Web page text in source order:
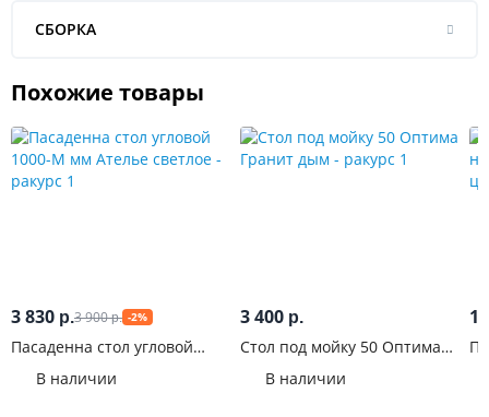
СБОРКА
Похожие товары
3 830 р.3 900р. -2%
Пасаденна стол угловой
В наличии
3 400 р.
Стол под мойку 50 Оптима
В наличии
1